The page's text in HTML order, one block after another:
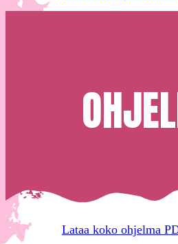
Lataa koko ohjelma